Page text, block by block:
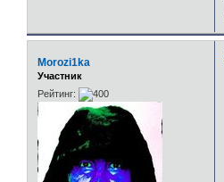
Morozi1ka
Участник
Рейтинг: